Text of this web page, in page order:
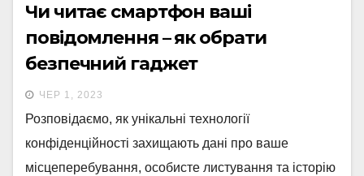
Чи читає смартфон ваші
повідомлення – як обрати
безпечний гаджет
ЧЕР 1, 2023
Розповідаємо, як унікальні технології
конфіденційності захищають дані про ваше
місцеперебування, особисте листування та історію